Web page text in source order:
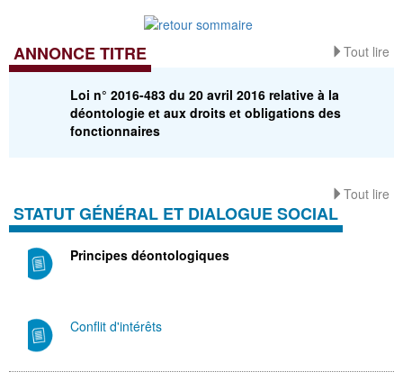
Tout lire
ANNONCE TITRE
Loi n° 2016-483 du 20 avril 2016 relative à la
déontologie et aux droits et obligations des
fonctionnaires
Tout lire
STATUT GÉNÉRAL ET DIALOGUE SOCIAL
Principes déontologiques
Conflit d'intérêts